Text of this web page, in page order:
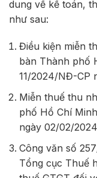
dung về kế toán,
như sau:
Điều kiện miễn
bàn Thành phố
11/2024/NĐ-CP
Miễn thuế thu
phố Hồ Chí
ngày 02/02/
Công văn số
Tổng cục Thuế